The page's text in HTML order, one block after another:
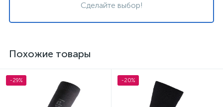
Сделайте выбор!
Похожие товары
-29% -20%